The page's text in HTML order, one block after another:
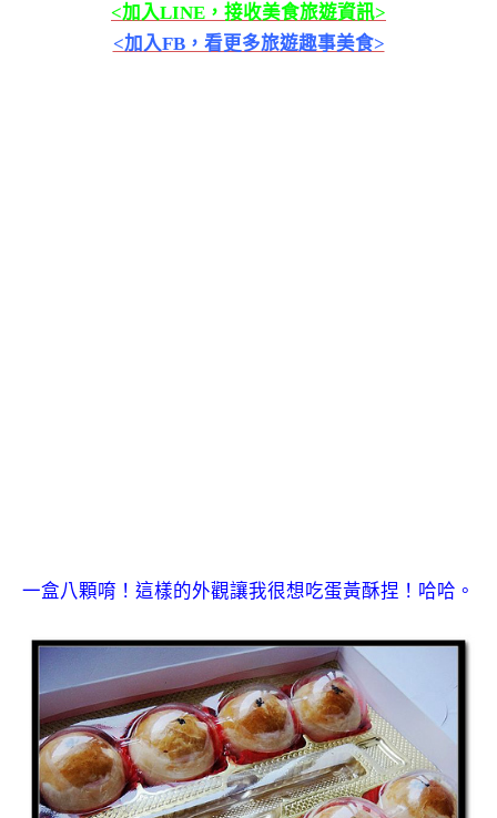
<加入LINE，接收美食旅遊資訊>
<加入FB，看更多旅遊趣事美食>
一盒八顆唷！這樣的外觀讓我很想吃蛋黃酥捏！哈哈。